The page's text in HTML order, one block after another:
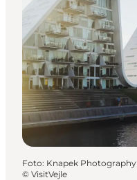
Foto: Knapek Photography
© VisitVejle